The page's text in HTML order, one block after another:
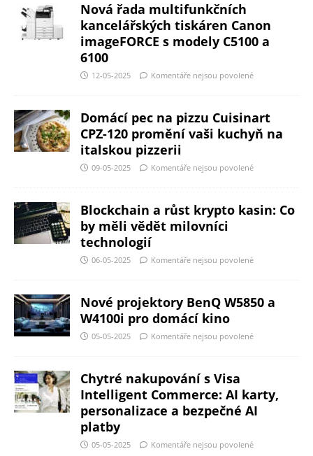
Nová řada multifunkčních
kancelářských tiskáren Canon
imageFORCE s modely C5100 a
6100
12-05-2025 Komentáře nejsou povolené
Domácí pec na pizzu Cuisinart
CPZ-120 promění vaši kuchyň na
italskou pizzerii
09-05-2025 Komentáře nejsou povolené
Blockchain a růst krypto kasin: Co
by měli vědět milovníci
technologií
06-05-2025 Komentáře nejsou povolené
Nové projektory BenQ W5850 a
W4100i pro domácí kino
05-05-2025 Komentáře nejsou povolené
Chytré nakupování s Visa
Intelligent Commerce: AI karty,
personalizace a bezpečné AI
platby
05-05-2025 Komentáře nejsou povolené